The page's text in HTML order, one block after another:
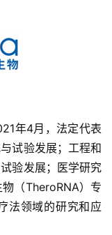
年4月，法定代表
试验发展；工程和
验发展；医学研究
（TheroRNA）专
法领域的研究和应